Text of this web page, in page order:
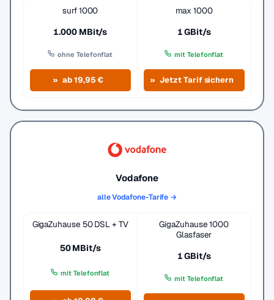
surf 1000
1.000 MBit/s
ohne Telefonflat
ab 19,95 €
max 1000
1 GBit/s
mit Telefonflat
Jetzt Tarif sichern
Vodafone
alle Vodafone-Tarife →
GigaZuhause 50 DSL + TV
50 MBit/s
mit Telefonflat
GigaZuhause 1000
Glasfaser
1 GBit/s
mit Telefonflat